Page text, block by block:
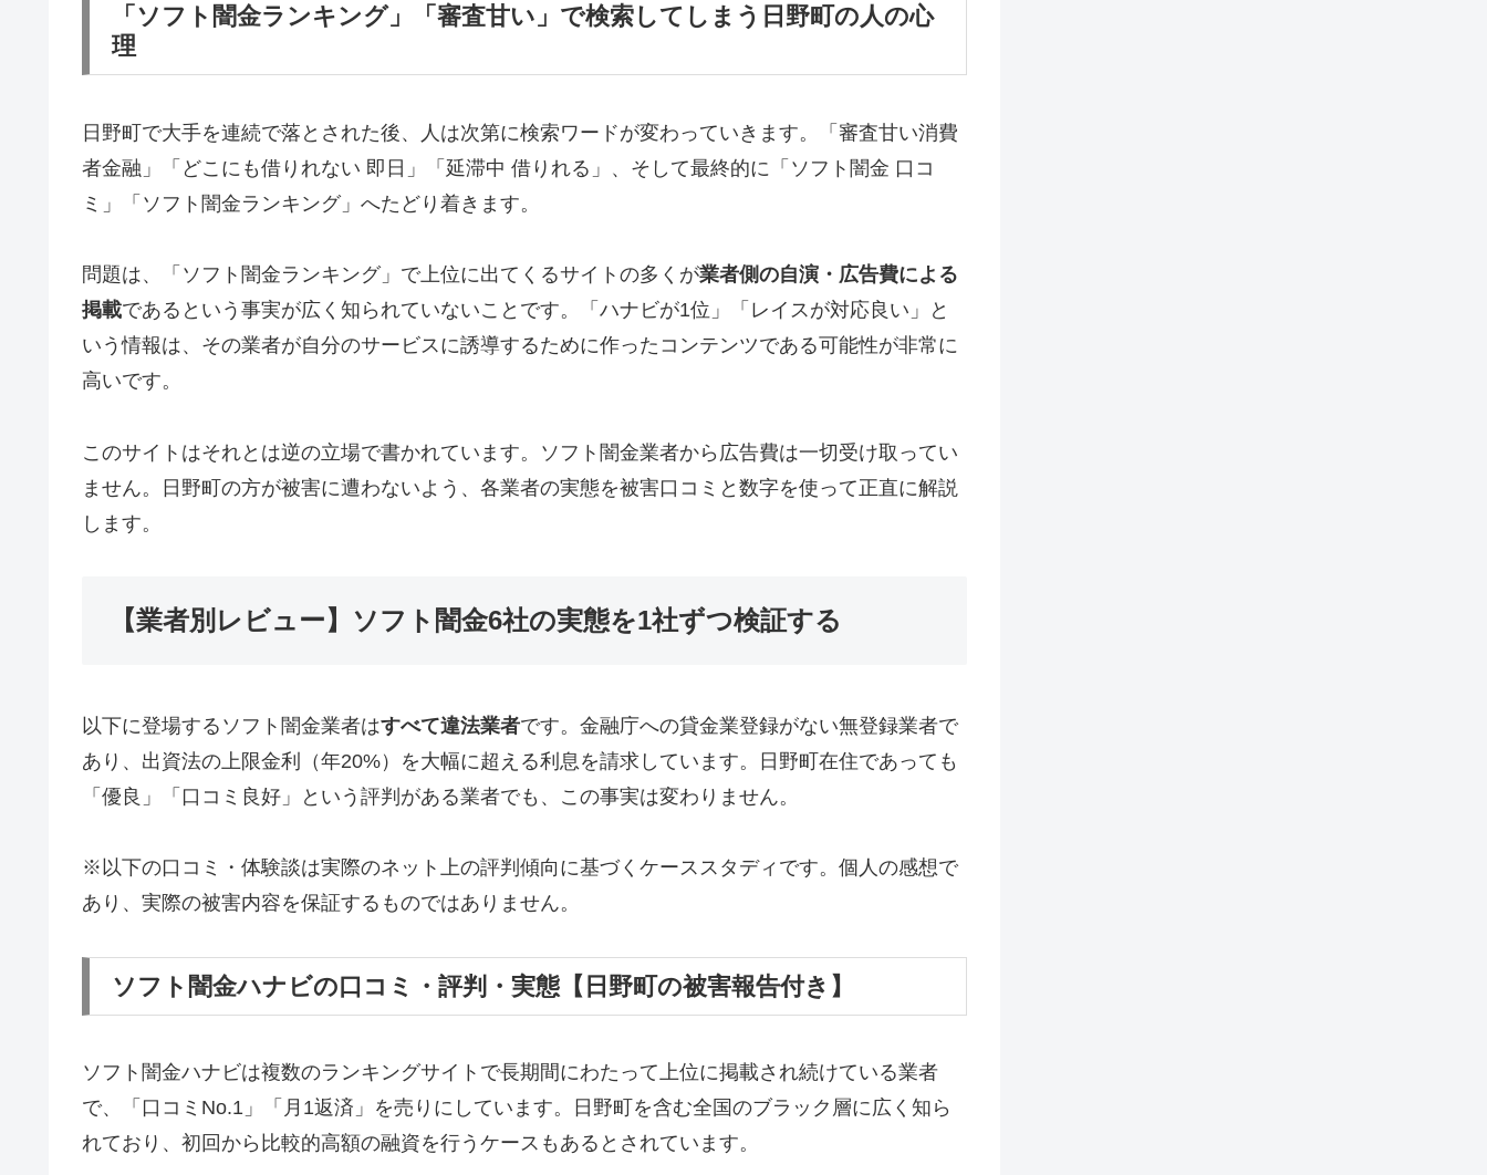
「ソフト闇金ランキング」「審査甘い」で検索してしまう日野町の人の心
理
日野町で大手を連続で落とされた後、人は次第に検索ワードが変わっていきます。「審査甘い消費
者金融」「どこにも借りれない 即日」「延滞中 借りれる」、そして最終的に「ソフト闇金 口コ
ミ」「ソフト闇金ランキング」へたどり着きます。
問題は、「ソフト闇金ランキング」で上位に出てくるサイトの多くが業者側の自演・広告費による
掲載であるという事実が広く知られていないことです。「ハナビが1位」「レイスが対応良い」と
いう情報は、その業者が自分のサービスに誘導するために作ったコンテンツである可能性が非常に
高いです。
このサイトはそれとは逆の立場で書かれています。ソフト闇金業者から広告費は一切受け取ってい
ません。日野町の方が被害に遭わないよう、各業者の実態を被害口コミと数字を使って正直に解説
します。
【業者別レビュー】ソフト闇金6社の実態を1社ずつ検証する
以下に登場するソフト闇金業者はすべて違法業者です。金融庁への貸金業登録がない無登録業者で
あり、出資法の上限金利（年20%）を大幅に超える利息を請求しています。日野町在住であっても
「優良」「口コミ良好」という評判がある業者でも、この事実は変わりません。
※以下の口コミ・体験談は実際のネット上の評判傾向に基づくケーススタディです。個人の感想で
あり、実際の被害内容を保証するものではありません。
ソフト闇金ハナビの口コミ・評判・実態【日野町の被害報告付き】
ソフト闇金ハナビは複数のランキングサイトで長期間にわたって上位に掲載され続けている業者
で、「口コミNo.1」「月1返済」を売りにしています。日野町を含む全国のブラック層に広く知ら
れており、初回から比較的高額の融資を行うケースもあるとされています。